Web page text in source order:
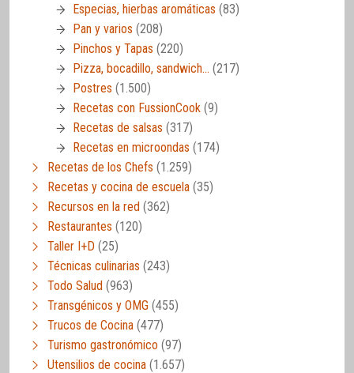
Especias, hierbas aromáticas (83)
Pan y varios (208)
Pinchos y Tapas (220)
Pizza, bocadillo, sandwich… (217)
Postres (1.500)
Recetas con FussionCook (9)
Recetas de salsas (317)
Recetas en microondas (174)
Recetas de los Chefs (1.259)
Recetas y cocina de escuela (35)
Recursos en la red (362)
Restaurantes (120)
Taller I+D (25)
Técnicas culinarias (243)
Todo Salud (963)
Transgénicos y OMG (455)
Trucos de Cocina (477)
Turismo gastronómico (97)
Utensilios de cocina (1.657)